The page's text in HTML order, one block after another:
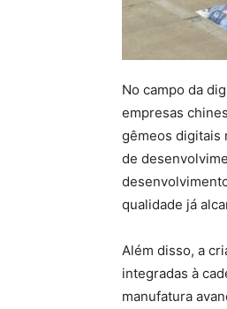
No campo da
empresas
gêmeos digitais
de
qualidade já
Além disso, a
integradas à
manufatura